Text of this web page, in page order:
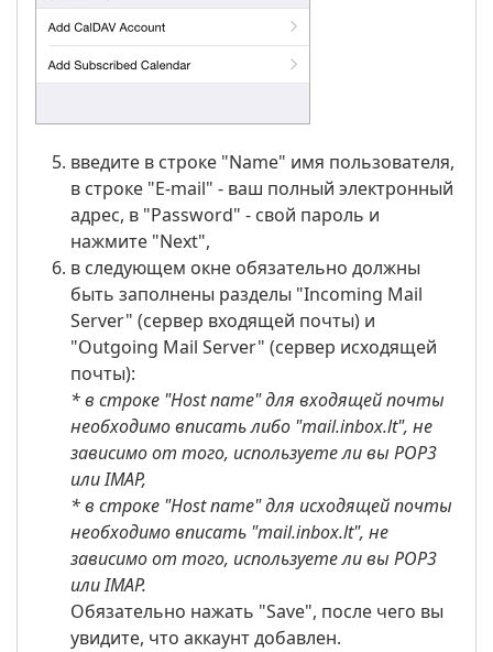
введите в строке "Name" имя пользователя,
в строке "E-mail" - ваш полный электронный
адрес, в "Password" - свой пароль и
нажмите "Next",
в следующем окне обязательно должны
быть заполнены разделы "Incoming Mail
Server" (сервер входящей почты) и
"Outgoing Mail Server" (сервер исходящей
почты):
* в строке "Host name" для входящей почты
необходимо вписать либо "mail.inbox.lt", не
зависимо от того, используете ли вы POP3
или IMAP,
* в строке "Host name" для исходящей почты
необходимо вписать "mail.inbox.lt", не
зависимо от того, используете ли вы POP3
или IMAP.
Обязательно нажать "Save", после чего вы
увидите, что аккаунт добавлен.